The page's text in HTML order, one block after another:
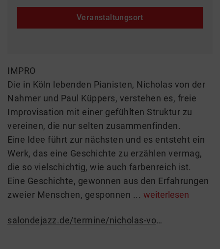
Veranstaltungsort
IMPRO
Die in Köln lebenden Pianisten, Nicholas von der
Nahmer und Paul Küppers, verstehen es, freie
Improvisation mit einer gefühlten Struktur zu
vereinen, die nur selten zusammenfinden.
Eine Idee führt zur nächsten und es entsteht ein
Werk, das eine Geschichte zu erzählen vermag,
die so vielschichtig, wie auch farbenreich ist.
Eine Geschichte, gewonnen aus den Erfahrungen
zweier Menschen, gesponnen ... weiterlesen
salondejazz.de/termine/nicholas-von-der-nahmer-donovan-tusk